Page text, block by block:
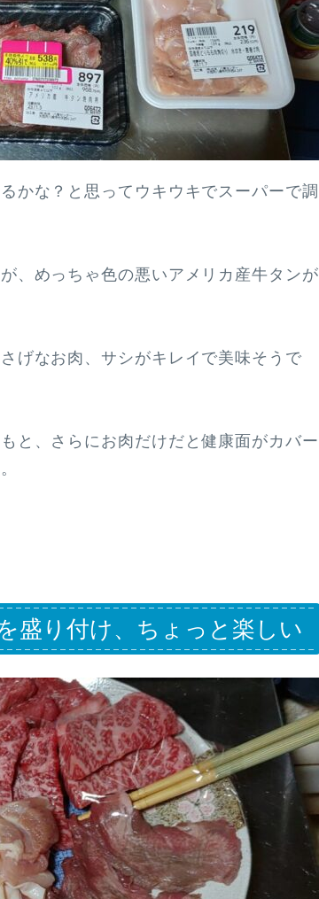
かな？と思ってウキウキでスーパーで調
、めっちゃ色の悪いアメリカ産牛タンが
げなお肉、サシがキレイで美味そうで
と、さらにお肉だけだと健康面がカバー
盛り付け、ちょっと楽しい